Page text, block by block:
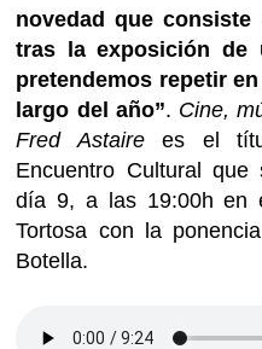
novedad que
tras la exposición de
pretendemos repetir
largo del año”. Cine,
Fred Astairees el
Encuentro Cultural
día 9, a las 19:00h en
Tortosa con la
Botella.